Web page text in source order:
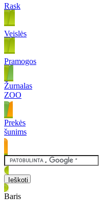
Rask
Veislės
Pramogos
Žurnalas
ZOO
Prekės
šunims
Baris